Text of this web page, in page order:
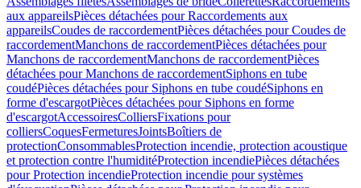
aux appareilsPièces détachées pour Raccordements aux
appareilsCoudes de raccordementPièces détachées pour Coudes de
raccordementManchons de raccordementPièces détachées pour
Manchons de raccordementManchons de raccordementPièces
détachées pour Manchons de raccordementSiphons en tube
coudéPièces détachées pour Siphons en tube coudéSiphons en
forme d'escargotPièces détachées pour Siphons en forme
d'escargotAccessoiresColliersFixations pour
colliersCoquesFermeturesJointsBoîtiers de
protectionConsommablesProtection incendie, protection acoustique
et protection contre l'humiditéProtection incendiePièces détachées
pour Protection incendieProtection incendie pour systèmes